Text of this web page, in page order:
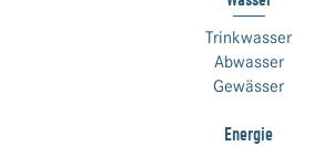
Trinkwasser
Abwasser
Gewässer
Energie